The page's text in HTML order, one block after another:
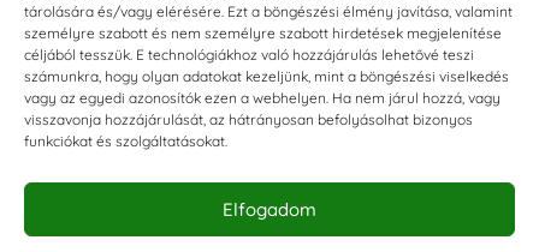
tárolására és/vagy elérésére. Ezt a böngészési élmény javítása, valamint
személyre szabott és nem személyre szabott hirdetések megjelenítése
céljából tesszük. E technológiákhoz való hozzájárulás lehetővé teszi
számunkra, hogy olyan adatokat kezeljünk, mint a böngészési viselkedés
vagy az egyedi azonosítók ezen a webhelyen. Ha nem járul hozzá, vagy
visszavonja hozzájárulását, az hátrányosan befolyásolhat bizonyos
funkciókat és szolgáltatásokat.
Elfogadom
KAPCSOLAT
E-mail:shop@torokszilvi.com
Telefon: +36 30 6767872
KÖZÖSSÉGI